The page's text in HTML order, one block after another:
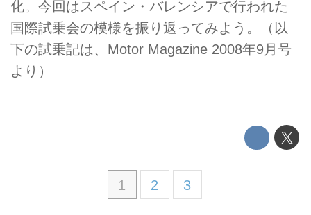
化。今回はスペイン・バレンシアで行われた
国際試乗会の模様を振り返ってみよう。（以
下の試乗記は、Motor Magazine 2008年9月号
より）
1 2 3